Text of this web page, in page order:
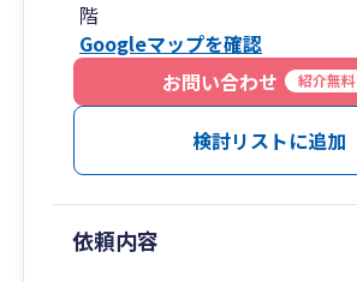
階
Googleマップを確認
お問い合わせ
紹介無料
検討リストに追加
依頼内容